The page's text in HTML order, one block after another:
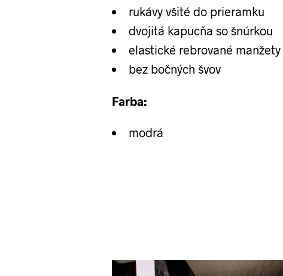
rukávy všité do prieramku
dvojitá kapucňa so šnúrkou
elastické rebrované
bez bočných švov
Farba:
modrá